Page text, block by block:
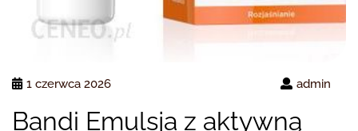
1 czerwca 2026 admin
Bandi Emulsja z aktywną